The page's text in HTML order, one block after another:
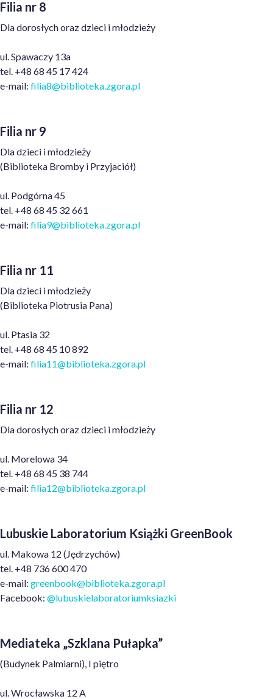
Filia nr 8
Dla dorosłych oraz dzieci i młodzieży
ul. Spawaczy 13a
tel. +48 68 45 17 424
e-mail: filia8@biblioteka.zgora.pl
Filia nr 9
Dla dzieci i młodzieży
(Biblioteka Bromby i Przyjaciół)
ul. Podgórna 45
tel. +48 68 45 32 661
e-mail: filia9@biblioteka.zgora.pl
Filia nr 11
Dla dzieci i młodzieży
(Biblioteka Piotrusia Pana)
ul. Ptasia 32
tel. +48 68 45 10 892
e-mail: filia11@biblioteka.zgora.pl
Filia nr 12
Dla dorosłych oraz dzieci i młodzieży
ul. Morelowa 34
tel. +48 68 45 38 744
e-mail: filia12@biblioteka.zgora.pl
Lubuskie Laboratorium Książki GreenBook
ul. Makowa 12 (Jędrzychów)
tel. +48 736 600 470
e-mail: greenbook@biblioteka.zgora.pl
Facebook: @lubuskielaboratoriumksiazki
Mediateka „Szklana Pułapka”
(Budynek Palmiarni), I piętro
ul. Wrocławska 12 A